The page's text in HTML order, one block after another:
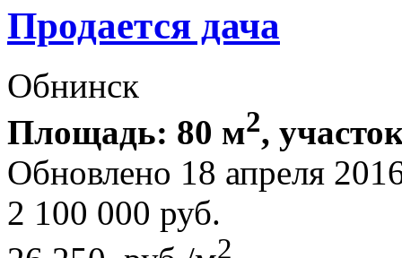
Продается дача
Обнинск
Площадь: 80 м2,
Обновлено 18 апреля
2 100 000 руб.
2